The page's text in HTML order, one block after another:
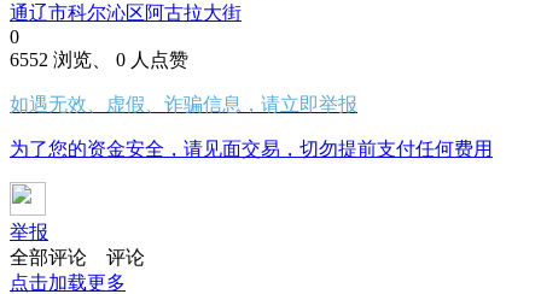
通辽市科尔沁区阿古拉大街
0
6552 浏览、 0 人点赞
如遇无效、虚假、诈骗信息，请立即举报
为了您的资金安全，请见面交易，切勿提前支付任何费用
举报
全部评论
评论
点击加载更多